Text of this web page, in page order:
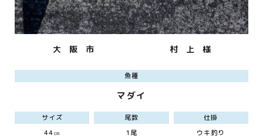
大 阪 市 村 上 様
魚種
マダイ
サイズ
44㎝
尾数
1尾
仕掛
ウキ釣り